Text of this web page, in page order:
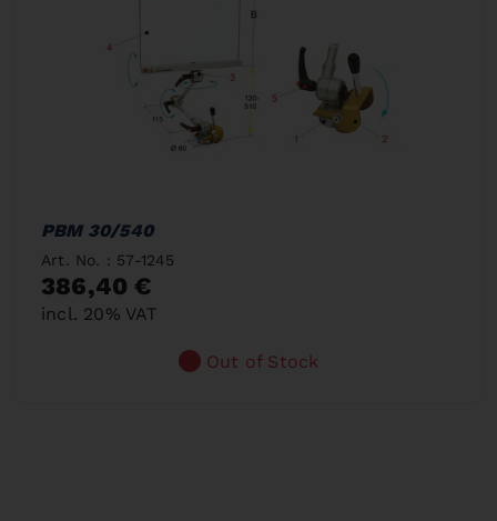
PBM 30/540
Art. No. : 57-1245
386,40 €
incl. 20% VAT
Out of Stock